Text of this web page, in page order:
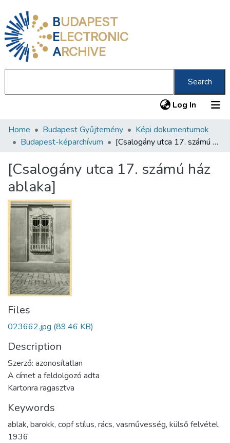
BUDAPEST
ELECTRONIC
ARCHIVE
Search
Log In (current)
Communities & Collections
Statistics
About us
Home Budapest Gyűjtemény
Képi dokumentumok
Budapest-képarchívum
[Csalogány utca 17. számú ház ablaka]
[Csalogány utca 17. számú ház
ablaka]
Files
023662.jpg (89.46 KB)
Description
Szerző: azonosítatlan
A címet a feldolgozó adta
Kartonra ragasztva
Keywords
ablak, barokk, copf stílus, rács, vasművesség, külső felvétel,
1936